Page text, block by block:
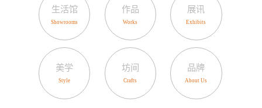
生活馆 作品 展讯
美学 坊间 品牌